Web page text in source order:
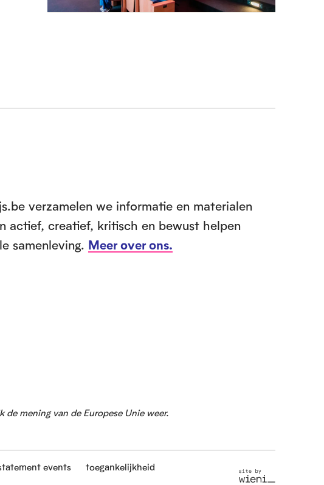
verzamelen we informatie en materialen
actief, creatief, kritisch en bewust helpen
samenleving. Meer over ons.
mening van de Europese Unie weer.
events
toegankelijkheid
S